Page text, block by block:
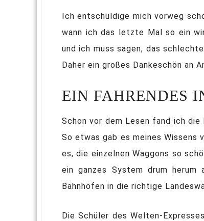
Ich entschuldige mich vorweg
wann ich das letzte Mal so ein
und ich muss sagen, das
Daher ein großes Dankeschön an
EIN FAHRENDES
Schon vor dem Lesen fand ich
So etwas gab es meines
es, die einzelnen Waggons so
ein ganzes System drum
Bahnhöfen in die richtige
Die Schüler des Welten-